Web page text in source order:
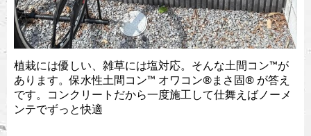
植栽には優しい、雑草には塩対応。そんな土間コン™︎が
あります。保水性土間コン™︎ オワコン®︎まさ固®︎ が答え
です。コンクリートだから一度施工して仕舞えばノーメ
ンテでずっと快適